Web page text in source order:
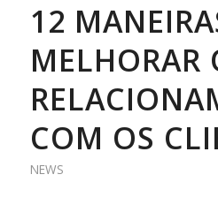
12
MELHORAR
COM OS
NEWS